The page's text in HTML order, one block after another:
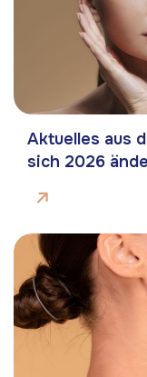
Aktuelles aus
sich 2026